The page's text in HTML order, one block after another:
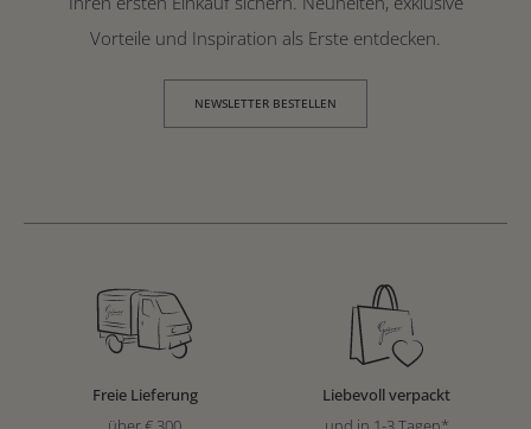
Vorteile und Inspiration als Erste entdecken.
NEWSLETTER BESTELLEN
Freie Lieferung
Liebevoll verpackt